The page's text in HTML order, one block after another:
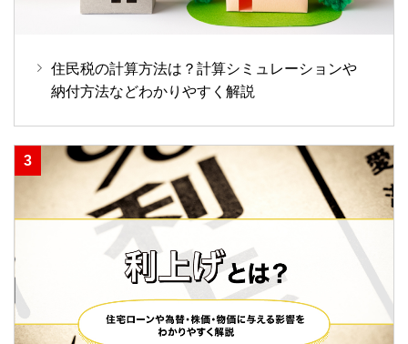
住民税の計算方法は？計算シミュレーションや
納付方法などわかりやすく解説